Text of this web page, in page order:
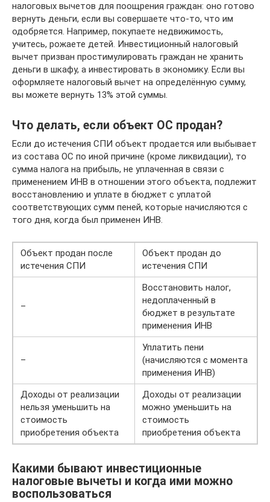
налоговых вычетов для поощрения граждан: оно готово
вернуть деньги, если вы совершаете что‑то, что им
одобряется. Например, покупаете недвижимость,
учитесь, рожаете детей. Инвестиционный налоговый
вычет призван простимулировать граждан не хранить
деньги в шкафу, а инвестировать в экономику. Если вы
оформляете налоговый вычет на определённую сумму,
вы можете вернуть 13% этой суммы.
Что делать, если объект ОС продан?
Если до истечения СПИ объект продается или выбывает
из состава ОС по иной причине (кроме ликвидации), то
сумма налога на прибыль, не уплаченная в связи с
применением ИНВ в отношении этого объекта, подлежит
восстановлению и уплате в бюджет с уплатой
соответствующих сумм пеней, которые начисляются с
того дня, когда был применен ИНВ.
Объект продан после
истечения СПИ
Объект продан до
истечения СПИ
–
Восстановить налог,
недоплаченный в
бюджет в результате
применения ИНВ
–
Уплатить пени
(начисляются с момента
применения ИНВ)
Доходы от реализации
нельзя уменьшить на
стоимость
приобретения объекта
Доходы от реализации
можно уменьшить на
стоимость
приобретения объекта
Какими бывают инвестиционные
налоговые вычеты и когда ими можно
воспользоваться